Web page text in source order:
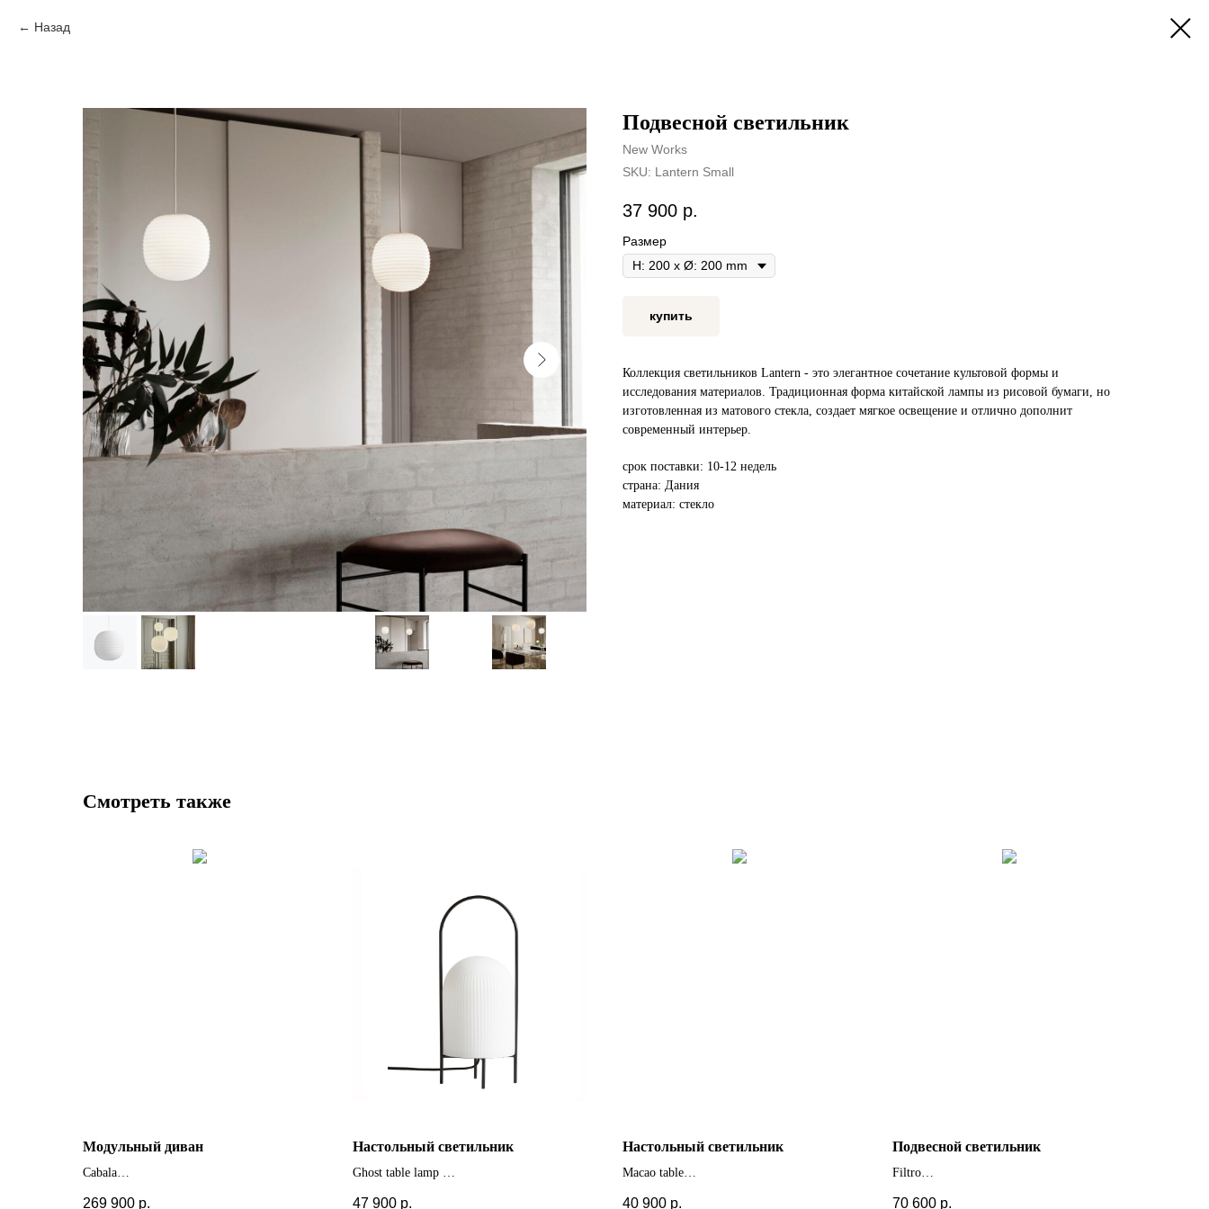
Назад
Подвесной светильник
New Works
SKU: Lantern Small
37 900 р.
Размер
купить
Коллекция светильников Lantern - это элегантное сочетание культовой формы и
исследования материалов. Традиционная форма китайской лампы из рисовой бумаги, но
изготовленная из матового стекла, создает мягкое освещение и отлично дополнит
современный интерьер.
срок поставки: 10-12 недель
страна: Дания
материал: стекло
Смотреть также
Модульный диван
Cabala
269 900 р.
Настольный светильник
Ghost table lamp
47 900 р.
Настольный светильник
Macao table
40 900 р.
Подвесной светильник
Filtro
70 600 р.